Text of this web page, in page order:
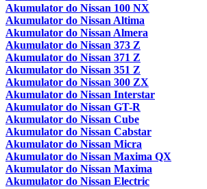
Akumulator do Nissan 100 NX
Akumulator do Nissan Altima
Akumulator do Nissan Almera
Akumulator do Nissan 373 Z
Akumulator do Nissan 371 Z
Akumulator do Nissan 351 Z
Akumulator do Nissan 300 ZX
Akumulator do Nissan Interstar
Akumulator do Nissan GT-R
Akumulator do Nissan Cube
Akumulator do Nissan Cabstar
Akumulator do Nissan Micra
Akumulator do Nissan Maxima QX
Akumulator do Nissan Maxima
Akumulator do Nissan Electric